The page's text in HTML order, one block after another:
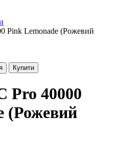
Pink Lemonade (Рожевий
Купити
Pro 40000
(Рожевий